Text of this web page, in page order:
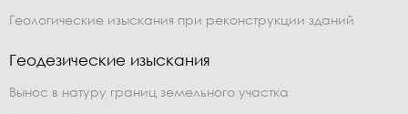
Геологические изыскания при реконструкции зданий
Геодезические изыскания
Вынос в натуру границ земельного участка